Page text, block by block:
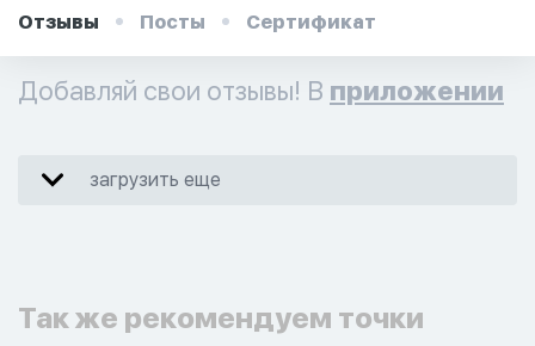
Отзывы Посты Сертификат
Добавляй свои отзывы! В приложении
загрузить еще
Так же рекомендуем точки